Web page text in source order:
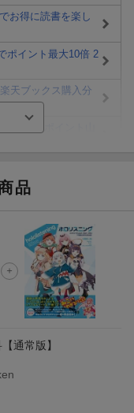
お得に読書を楽し
ポイント最大10倍 2
天ブックス購入分
タSIM（3GB/月プ
300円OFFクーポン
品
通常版】